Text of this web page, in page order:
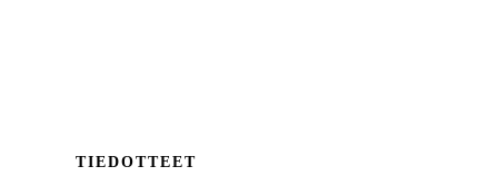
TIEDOTTEET